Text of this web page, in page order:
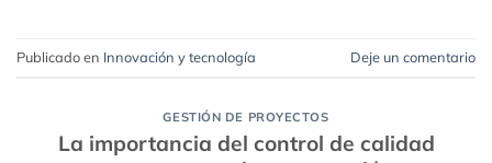
Publicado en Innovación y tecnología Deje un comentario
GESTIÓN DE PROYECTOS
La importancia del control de calidad